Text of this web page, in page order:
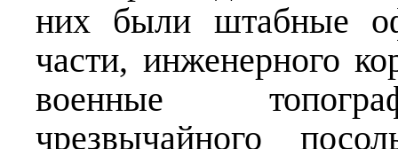
них были штабные
части, инженерного
военные
чрезвычайного